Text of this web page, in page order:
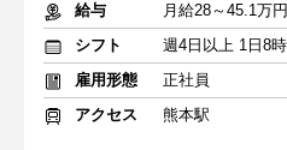
給与
シフト
週4日以上 1日8
雇用形態
正社員
アクセス
熊本駅